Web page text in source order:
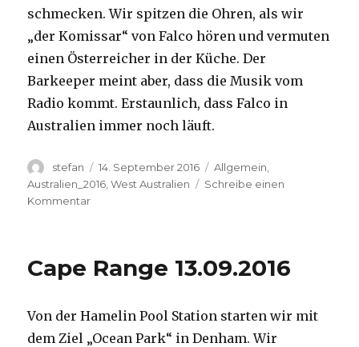
schmecken. Wir spitzen die Ohren, als wir
„der Komissar“ von Falco hören und vermuten
einen Österreicher in der Küche. Der
Barkeeper meint aber, dass die Musik vom
Radio kommt. Erstaunlich, dass Falco in
Australien immer noch läuft.
Autor
stefan
Veröffentlicht
am
14. September 2016 Kategorien
Allgemein
Australien_2016 ,West Australien
Schreibe einen
Kommentarzu
Cape Range 13.09.2016
Von der Hamelin Pool Station starten wir mit
dem Ziel „Ocean Park“ in Denham. Wir